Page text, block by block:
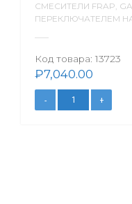
СМЕСИТЕЛИ FRAP,
ПЕРЕКЛЮЧАТЕЛЕМ
Код товара: 13723
₽7,040.00